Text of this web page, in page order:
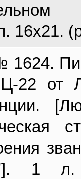
16х21.
1624.
22 от
1